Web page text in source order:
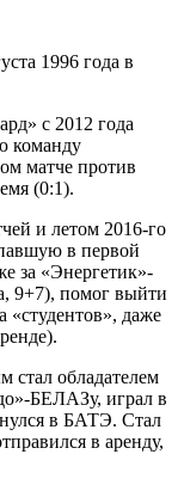
1996 года в
с 2012 года
команду
матче против
(0:1).
и летом 2016-го
в первой
за «Энергетик»-
9+7), помог выйти
даже
стал обладателем
БЕЛАЗу, играл в
в БАТЭ. Стал
в аренду,